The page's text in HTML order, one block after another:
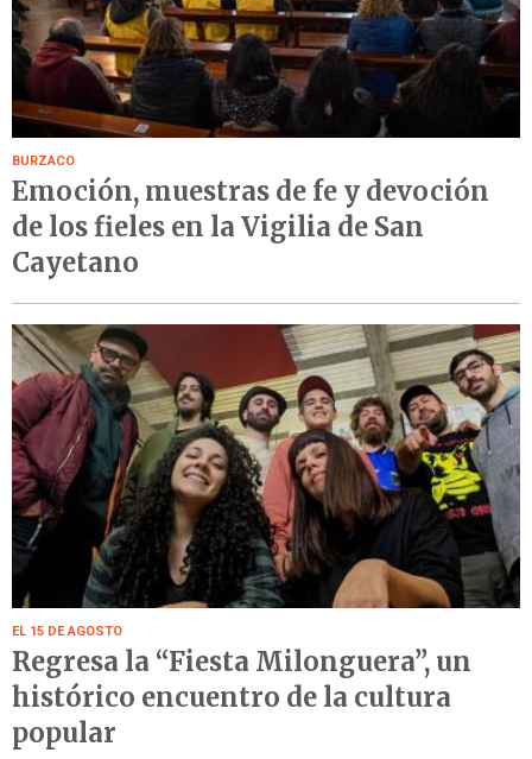
BURZACO
Emoción, muestras de fe y devoción
de los fieles en la Vigilia de San
Cayetano
EL 15 DE AGOSTO
Regresa la “Fiesta Milonguera”, un
histórico encuentro de la cultura
popular